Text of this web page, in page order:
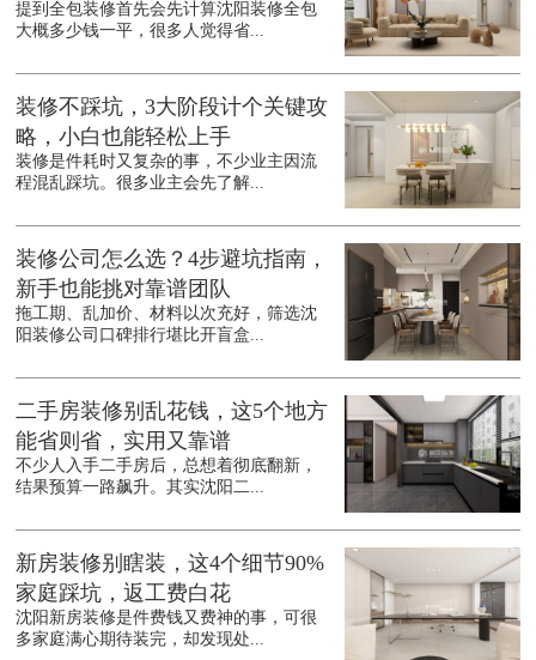
提到全包装修首先会先计算沈阳装修全包
大概多少钱一平，很多人觉得省...
装修不踩坑，3大阶段计个关键攻
略，小白也能轻松上手
装修是件耗时又复杂的事，不少业主因流
程混乱踩坑。很多业主会先了解...
装修公司怎么选？4步避坑指南，
新手也能挑对靠谱团队
拖工期、乱加价、材料以次充好，筛选沈
阳装修公司口碑排行堪比开盲盒...
二手房装修别乱花钱，这5个地方
能省则省，实用又靠谱
不少人入手二手房后，总想着彻底翻新，
结果预算一路飙升。其实沈阳二...
新房装修别瞎装，这4个细节90%
家庭踩坑，返工费白花
沈阳新房装修是件费钱又费神的事，可很
多家庭满心期待装完，却发现处...